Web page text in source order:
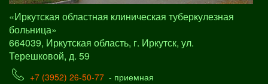
«Иркутская областная клиническая туберкулезная
больница»
664039, Иркутская область, г. Иркутск, ул.
Терешковой, д. 59
+7 (3952) 26-50-77 - приемная